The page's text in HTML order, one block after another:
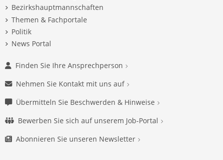
Bezirkshauptmannschaften
Themen & Fachportale
Politik
News Portal
Finden Sie Ihre Ansprechperson
Nehmen Sie Kontakt mit uns auf
Übermitteln Sie Beschwerden & Hinweise
Bewerben Sie sich auf unserem Job-Portal
Abonnieren Sie unseren Newsletter